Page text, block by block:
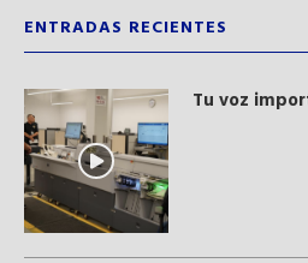
ENTRADAS RECIENTES
Tu voz